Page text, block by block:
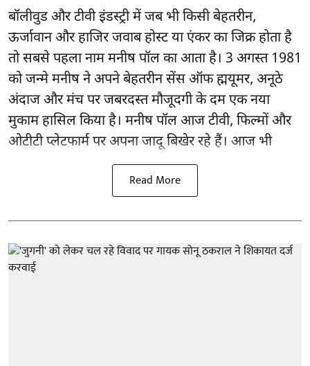
बॉलीवुड और टीवी इंडस्ट्री में जब भी किसी बेहतरीन,
ऊर्जावान और हाजिर जवाब होस्ट या एंकर का जिक्र होता है
तो सबसे पहला नाम मनीष पॉल का आता है। 3 अगस्त 1981
को जन्मे मनीष ने अपने बेहतरीन सेंस ऑफ ह्मयूमर, अनूठे
अंदाज और मंच पर जबरदस्त मौजूदगी के दम एक नया
मुकाम हासिल किया है। मनीष पॉल आज टीवी, फिल्मों और
ओटीटी प्लेटफार्म पर अपना जादू बिखेर रहे हैं। आज भी
Read More